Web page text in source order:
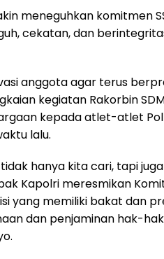
meneguhkan komitmen
cekatan, dan
anggota agar terus
kegiatan Rakorbin SDM
kepada atlet-atlet
lalu.
tidak hanya kita cari, tapi
Kapolri meresmikan
yang memiliki bakat dan
dan penjaminan hak-